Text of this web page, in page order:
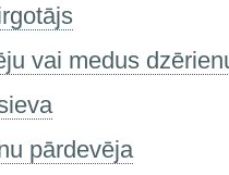
vai medus
pārdevēja